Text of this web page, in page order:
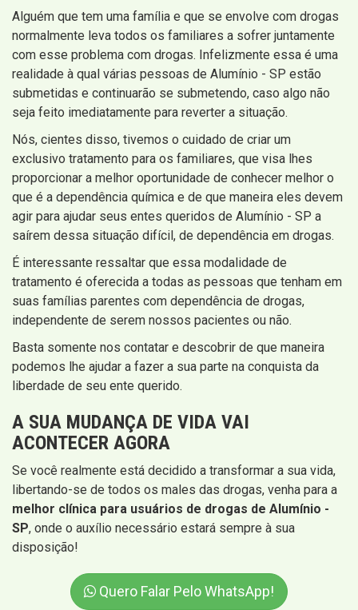
Alguém que tem uma família e que se envolve com drogas
normalmente leva todos os familiares a sofrer juntamente
com esse problema com drogas. Infelizmente essa é uma
realidade à qual várias pessoas de Alumínio - SP estão
submetidas e continuarão se submetendo, caso algo não
seja feito imediatamente para reverter a situação.
Nós, cientes disso, tivemos o cuidado de criar um
exclusivo tratamento para os familiares, que visa lhes
proporcionar a melhor oportunidade de conhecer melhor o
que é a dependência química e de que maneira eles devem
agir para ajudar seus entes queridos de Alumínio - SP a
saírem dessa situação difícil, de dependência em drogas.
É interessante ressaltar que essa modalidade de
tratamento é oferecida a todas as pessoas que tenham em
suas famílias parentes com dependência de drogas,
independente de serem nossos pacientes ou não.
Basta somente nos contatar e descobrir de que maneira
podemos lhe ajudar a fazer a sua parte na conquista da
liberdade de seu ente querido.
A SUA MUDANÇA DE VIDA VAI
ACONTECER AGORA
Se você realmente está decidido a transformar a sua vida,
libertando-se de todos os males das drogas, venha para a
melhor clínica para usuários de drogas de Alumínio -
SP, onde o auxílio necessário estará sempre à sua
disposição!
Quero Falar Pelo WhatsApp!